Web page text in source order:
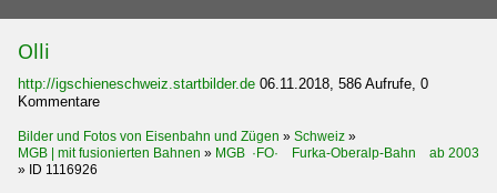
Olli
http://igschieneschweiz.startbilder.de 06.11.2018, 586 Aufrufe, 0
Kommentare
Bilder und Fotos von Eisenbahn und Zügen » Schweiz »
MGB | mit fusionierten Bahnen » MGB ·FO· Furka-Oberalp-Bahn ab 2003
» ID 1116926